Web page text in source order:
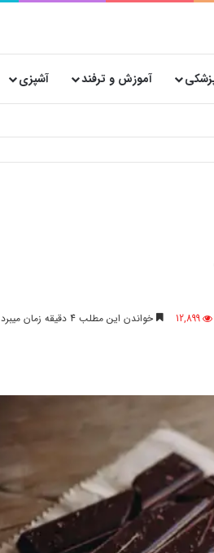
آموزش و ترفند آشپزی
12,899 خواندن این مطلب 4 دقیقه زمان میبرد